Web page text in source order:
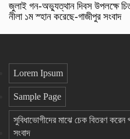
জুলাই গন-অভ্যুত্থান দিবস উপলক্ষে
নীলা ১ম স্হান করেছে-গাজীপুর সংবাদ
Lorem Ipsum
Sample Page
সুবিধাভোগীদের মাঝে চেক বিতরণ করেন
সংবাদ